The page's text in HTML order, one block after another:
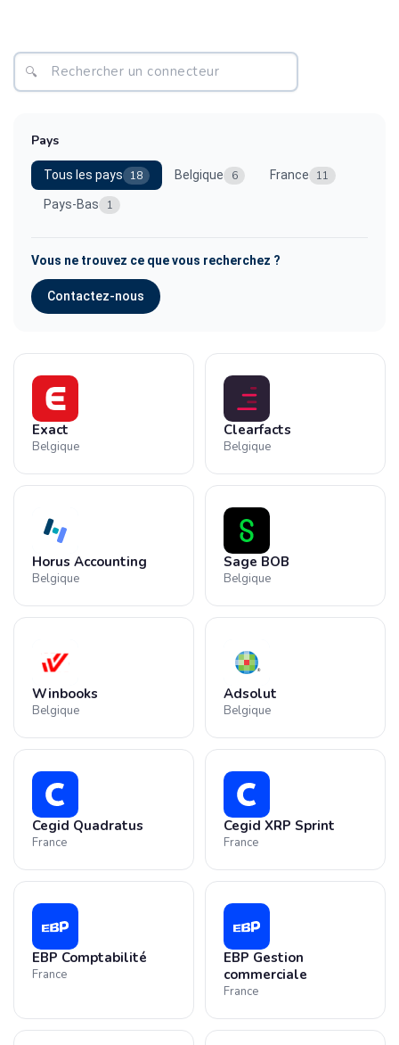
Pays
Tous les pays 18 Belgique 6 France 11
Pays-Bas 1
Vous ne trouvez ce que vous recherchez ?
Contactez-nous
Exact
Belgique
Clearfacts
Belgique
Horus Accounting
Belgique
Sage BOB
Belgique
Winbooks
Belgique
Adsolut
Belgique
Cegid Quadratus
France
Cegid XRP Sprint
France
EBP Comptabilité
France
EBP Gestion
commerciale
France